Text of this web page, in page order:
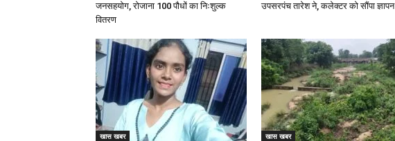
जनसहयोग, रोजाना 100 पौधों का निःशुल्क
वितरण
उपसरपंच तारेश ने, कलेक्टर को सौंपा ज्ञापन
खास खबर खास खबर